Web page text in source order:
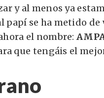
y al menos ya
se ha metido de
el nombre:
que tengáis el